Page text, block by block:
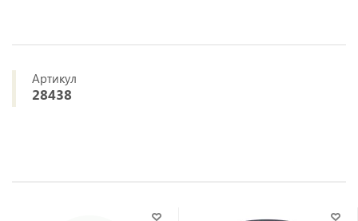
Артикул
28438